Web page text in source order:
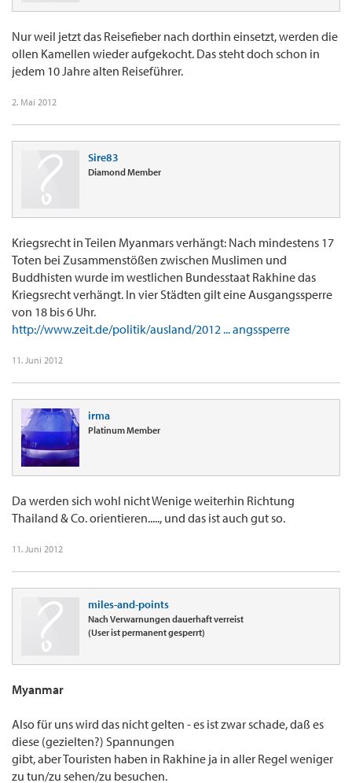
Nur weil jetzt das Reisefieber nach dorthin einsetzt, werden die
ollen Kamellen wieder aufgekocht. Das steht doch schon in
jedem 10 Jahre alten Reiseführer.
2. Mai 2012
Sire83
Diamond Member
Kriegsrecht in Teilen Myanmars verhängt: Nach mindestens 17
Toten bei Zusammenstößen zwischen Muslimen und
Buddhisten wurde im westlichen Bundesstaat Rakhine das
Kriegsrecht verhängt. In vier Städten gilt eine Ausgangssperre
von 18 bis 6 Uhr.
http://www.zeit.de/politik/ausland/2012 ... angssperre
11. Juni 2012
irma
Platinum Member
Da werden sich wohl nicht Wenige weiterhin Richtung
Thailand & Co. orientieren....., und das ist auch gut so.
11. Juni 2012
miles-and-points
Nach Verwarnungen dauerhaft verreist
(User ist permanent gesperrt)
Myanmar
Also für uns wird das nicht gelten - es ist zwar schade, daß es
diese (gezielten?) Spannungen
gibt, aber Touristen haben in Rakhine ja in aller Regel weniger
zu tun/zu sehen/zu besuchen.